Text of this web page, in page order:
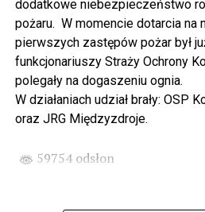
wysłuchamy organowego
państwa Witkowskich.
Wyjątkowym wydarzeniem
Kawuś Music Project, podczas
polskich przebojów w jazzowej
przed biblioteką). Podczas
dodatkowe niebezpieczeństwo
pożaru. W momencie dotarcia na
pierwszych zastępów pożar był
funkcjonariuszy Straży Ochrony
polegały na dogaszeniu ognia.
W działaniach udział brały: OSP
oraz JRG Międzyzdroje.
59754 odsłon